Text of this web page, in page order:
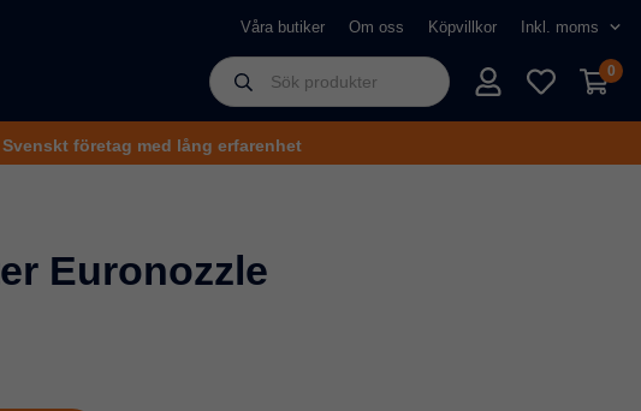
Våra butiker Om oss Köpvillkor
0
Svenskt företag med lång erfarenhet
Euronozzle